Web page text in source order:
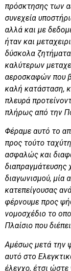
πρόσκτησης των
συνεχεία
αλλά και με
ήταν και
δύσκολα
καλύτερων
αεροσκαφών που
καλή κατάσταση,
πλευρά
πλήρως από την
Φέραμε αυτό το
προς τούτο
ασφαλώς και
διαπραγμάτευσης
διαγωνισμού, μία
κατεπείγουσας
φέρνουμε προς
νομοσχέδιο το
Πλαίσιο που
Αμέσως μετά την
αυτό στο
έλεγχο, έτσι ώστε